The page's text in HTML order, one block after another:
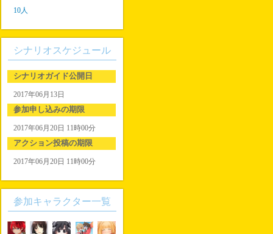
10人
シナリオスケジュール
シナリオガイド公開日
2017年06月13日
参加申し込みの期限
2017年06月20日 11時00分
アクション投稿の期限
2017年06月20日 11時00分
参加キャラクター一覧